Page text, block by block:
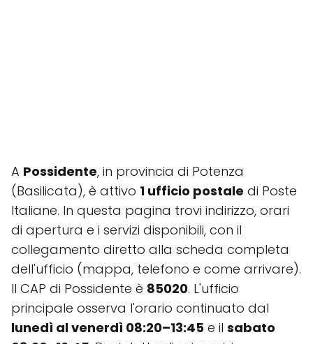
A Possidente, in provincia di Potenza
(Basilicata), è attivo 1 ufficio postale di Poste
Italiane. In questa pagina trovi indirizzo, orari
di apertura e i servizi disponibili, con il
collegamento diretto alla scheda completa
dell'ufficio (mappa, telefono e come arrivare).
Il CAP di Possidente è 85020. L'ufficio
principale osserva l'orario continuato dal
lunedì al venerdì 08:20–13:45 e il sabato